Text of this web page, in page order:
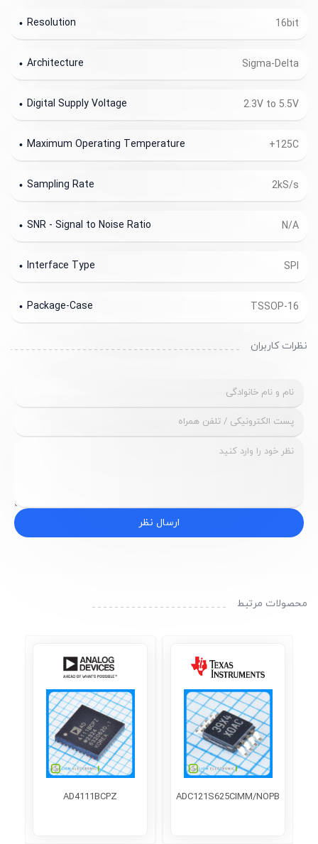
16bit
Resolution
Sigma-Delta
Architecture
2.3V to 5.5V
Digital Supply Voltage
+125C
Maximum Operating Temperature
2kS/s
Sampling Rate
N/A
SNR - Signal to Noise Ratio
SPI
Interface Type
TSSOP-16
Package-Case
نظرات کاربران
ارسال نظر
محصولات مرتبط
ADC121S625CIMM/NOPB
AD4111BCPZ